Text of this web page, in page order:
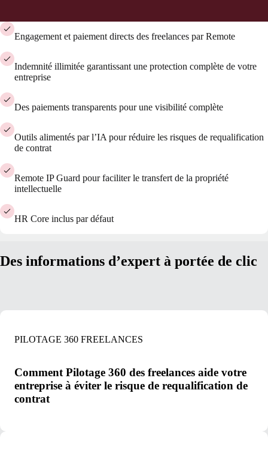
Engagement et paiement directs des freelances par Remote
Indemnité illimitée garantissant une protection complète de votre
entreprise
Des paiements transparents pour une visibilité complète
Outils alimentés par l’IA pour réduire les risques de requalification
de contrat
Remote IP Guard pour faciliter le transfert de la propriété
intellectuelle
HR Core inclus par défaut
Des informations d’expert à portée de clic
PILOTAGE 360 FREELANCES
Comment Pilotage 360 des freelances aide votre
entreprise à éviter le risque de requalification de
contrat